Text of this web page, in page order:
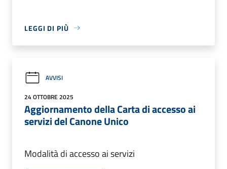
LEGGI DI PIÙ
AVVISI
24 OTTOBRE 2025
Aggiornamento della Carta di accesso ai
servizi del Canone Unico
Modalità di accesso ai servizi